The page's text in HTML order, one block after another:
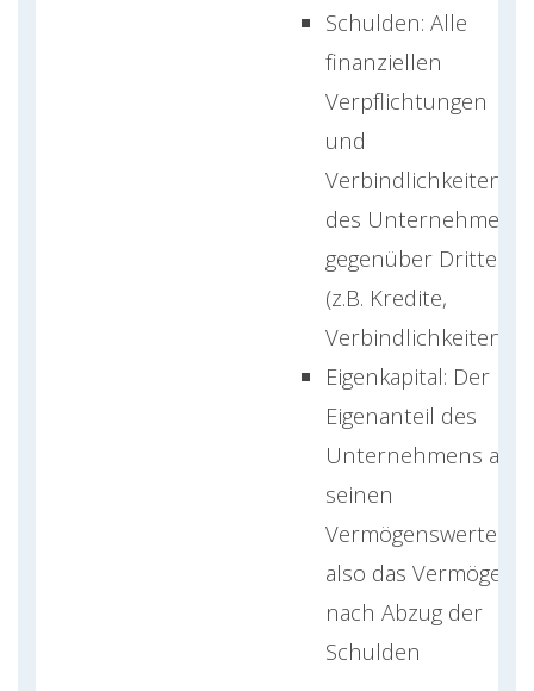
Schulden: Alle
finanziellen
Verpflichtungen
und
Verbindlichkeiten
des Unternehmens
gegenüber Dritten
(z.B. Kredite,
Verbindlichkeiten)
Eigenkapital: Der
Eigenanteil des
Unternehmens an
seinen
Vermögenswerten,
also das Vermögen
nach Abzug der
Schulden